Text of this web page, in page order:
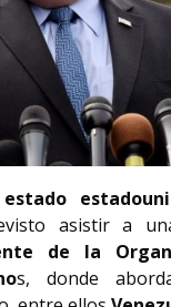
asistir a
de la
s, donde